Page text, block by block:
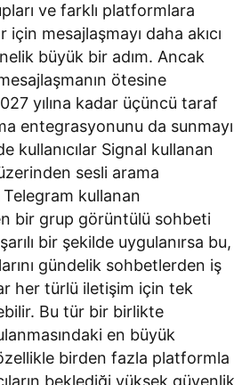
ve farklı platformlara
için mesajlaşmayı daha akıcı
büyük bir adım. Ancak
ötesine
yılına kadar üçüncü taraf
entegrasyonunu da sunmayı
kullanıcılar Signal kullanan
sesli arama
kullanan
bir grup görüntülü sohbeti
bir şekilde uygulanırsa bu,
gündelik sohbetlerden iş
her türlü iletişim için tek
Bu tür bir birlikte
en büyük
birden fazla platformla
beklediği yüksek güvenlik